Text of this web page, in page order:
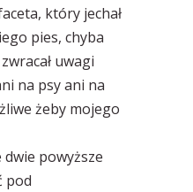
który jechał
pies, chyba
uwagi
na psy ani na
żeby mojego
powyższe
pod